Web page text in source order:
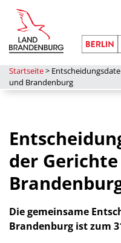
Startseite>
und Brandenburg
der
Die gemeinsame
Brandenburg ist zum